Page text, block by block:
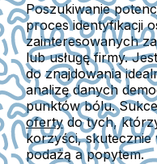
Poszukiwanie
proces identyfikacji
zainteresowanych
lub usługę firmy.
do znajdowania
analizę danych
punktów bólu.
ofertydo tych,
korzyści, skutecznie
podażą a popytem.